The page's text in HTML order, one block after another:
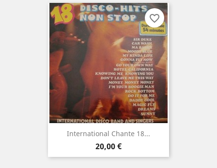
International Chante 18...
Prix
20,00 €
favorite_border